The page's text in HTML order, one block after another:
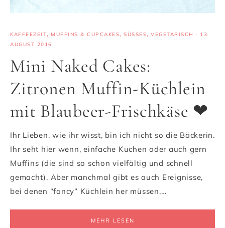
KAFFEEZEIT, MUFFINS & CUPCAKES, SÜSSES , VEGETARISCH · 13.
AUGUST 2016
Mini Naked Cakes:
Zitronen Muffin-Küchlein
mit Blaubeer-Frischkäse ❤
Ihr Lieben, wie ihr wisst, bin ich nicht so die Bäckerin.
Ihr seht hier wenn, einfache Kuchen oder auch gern
Muffins (die sind so schon vielfältig und schnell
gemacht). Aber manchmal gibt es auch Ereignisse,
bei denen “fancy” Küchlein her müssen,…
MEHR LESEN